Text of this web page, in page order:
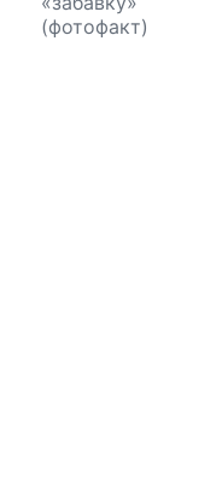
(фотофакт)